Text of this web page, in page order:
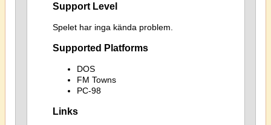
Support Level
Spelet har inga kända problem.
Supported Platforms
DOS
FM Towns
PC-98
Links